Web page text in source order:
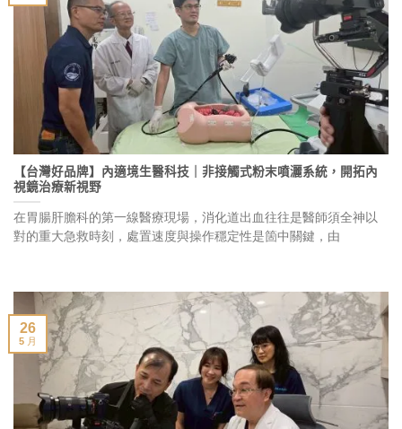
【台灣好品牌】內適境生醫科技｜非接觸式粉末噴灑系統，開拓內
視鏡治療新視野
在胃腸肝膽科的第一線醫療現場，消化道出血往往是醫師須全神以
對的重大急救時刻，處置速度與操作穩定性是箇中關鍵，由
26
5 月